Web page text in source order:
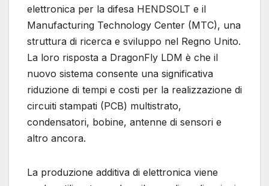
elettronica per la difesa HENDSOLT e il
Manufacturing Technology Center (MTC), una
struttura di ricerca e sviluppo nel Regno Unito.
La loro risposta a DragonFly LDM è che il
nuovo sistema consente una significativa
riduzione di tempi e costi per la realizzazione di
circuiti stampati (PCB) multistrato,
condensatori, bobine, antenne di sensori e
altro ancora.
La produzione additiva di elettronica viene